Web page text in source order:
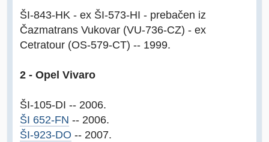
ŠI-843-HK - ex ŠI-573-HI - prebačen iz
Čazmatrans Vukovar (VU-736-CZ) - ex
Cetratour (OS-579-CT) -- 1999.
2 - Opel Vivaro
ŠI-105-DI -- 2006.
ŠI 652-FN -- 2006.
ŠI-923-DO -- 2007.